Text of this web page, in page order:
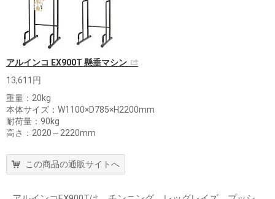
アルインコ EX900T 懸垂マシン
13,611円
重量：20kg
本体サイズ：W1100×D785×H2200mm
耐荷量：90kg
高さ：2020～2220mm
この商品の通販サイトへ